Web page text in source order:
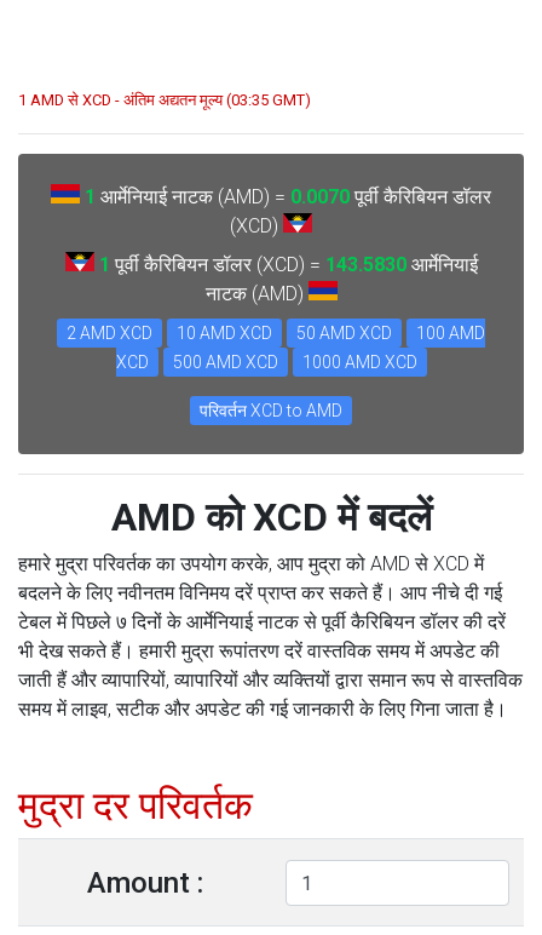
1 AMD से XCD - अंतिम अद्यतन मूल्य (03:35 GMT)
1 आर्मेनियाई नाटक (AMD) = 0.0070 पूर्वी कैरिबियन डॉलर
(XCD)
1 पूर्वी कैरिबियन डॉलर (XCD) = 143.5830आर्मेनियाई
नाटक (AMD)
2 AMD XCD 10 AMD XCD 50 AMD XCD
100 AMD
XCD
500 AMD XCD 1000 AMD XCD
परिवर्तन XCD to AMD
AMD को XCD में बदलें
हमारे मुद्रा परिवर्तक का उपयोग करके, आप मुद्रा को AMD से XCD में
बदलने के लिए नवीनतम विनिमय दरें प्राप्त कर सकते हैं। आप नीचे दी गई
टेबल में पिछले ७ दिनों के आर्मेनियाई नाटक से पूर्वी कैरिबियन डॉलर की दरें
भी देख सकते हैं। हमारी मुद्रा रूपांतरण दरें वास्तविक समय में अपडेट की
जाती हैं और व्यापारियों, व्यापारियों और व्यक्तियों द्वारा समान रूप से वास्तविक
समय में लाइव, सटीक और अपडेट की गई जानकारी के लिए गिना जाता है।
मुद्रा दर परिवर्तक
Amount :